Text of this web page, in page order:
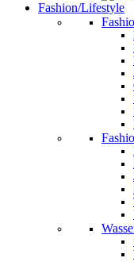
Fashion/Lifestyle